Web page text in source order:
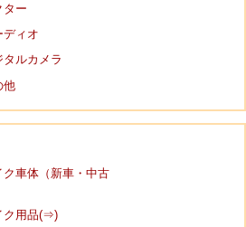
ター
ディオ
タルカメラ
他
ク車体（新車・中古
ク用品(⇒)